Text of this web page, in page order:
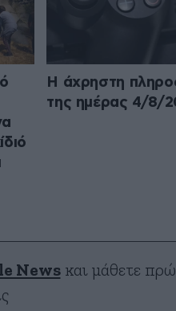
Η άχρηστη
της ημέρας 4/8/
Newsκαι μάθετε